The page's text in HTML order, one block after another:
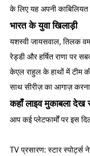
के लिए यह अपनी
भारत के युवा खिलाड़ी
यशस्वी जायसवाल, तिलक
रेड्डी और हर्षित राणा पर
केएल राहुल के हाथों में टीम
साथ सीरीज़ का आगाज़
कहाँ लाइव मुकाबला
आप कई प्लेटफार्मों पर इस
TV प्रसारण: स्टार स्पोर्ट्स